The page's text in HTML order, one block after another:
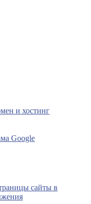
и хостинг
Google
сайты в